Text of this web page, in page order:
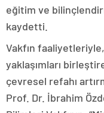
eğitim ve
kaydetti.
Vakfın
yaklaşımları
çevresel refahı
Prof. Dr. İbrahim